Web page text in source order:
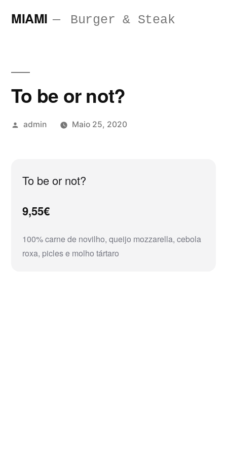
conteúdo
MIAMI Burger & Steak
To be or not?
Publicado
admin Maio 25, 2020
To be or not?
9,55€
100% carne de novilho, queijo mozzarella, cebola
roxa, picles e molho tártaro